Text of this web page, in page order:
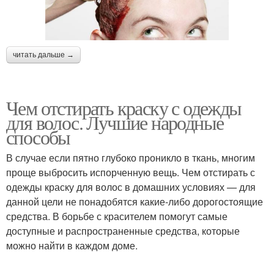
читать дальше →
Чем отстирать краску с одежды
для волос. Лучшие народные
способы
В случае если пятно глубоко проникло в ткань, многим
проще выбросить испорченную вещь. Чем отстирать с
одежды краску для волос в домашних условиях — для
данной цели не понадобятся какие-либо дорогостоящие
средства. В борьбе с красителем помогут самые
доступные и распространенные средства, которые
можно найти в каждом доме.